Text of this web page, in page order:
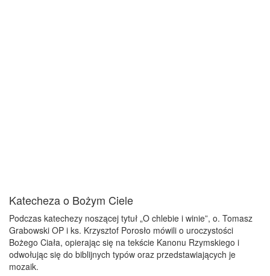
Katecheza o Bożym Ciele
Podczas katechezy noszącej tytuł „O chlebie i winie”, o. Tomasz
Grabowski OP i ks. Krzysztof Porosło mówili o uroczystości
Bożego Ciała, opierając się na tekście Kanonu Rzymskiego i
odwołując się do biblijnych typów oraz przedstawiających je
mozaik.